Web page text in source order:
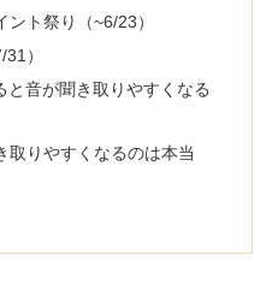
ト祭り（~6/23）
）
と音が聞き取りやすくなる
取りやすくなるのは本当